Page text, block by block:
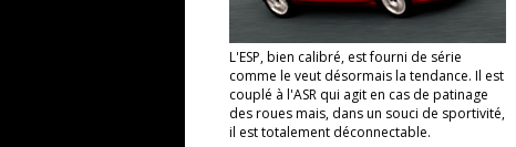
L'ESP, bien calibré, est fourni de série
comme le veut désormais la tendance. Il est
couplé à l'ASR qui agit en cas de patinage
des roues mais, dans un souci de sportivité,
il est totalement déconnectable.